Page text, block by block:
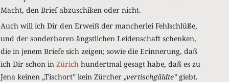
Macht, den Brief abzuschiken oder nicht.
Auch will ich Dir den Erweiß der mancherlei Fehlschlüße,
und der sonderbaren ängstlichen Leidenschaft schenken,
die in jenem Briefe sich zeigen; sowie die Erinnerung, daß
ich Dir schon in Zürichhundertmal gesagt habe, daß es zu
Jena keinen „Tischort” kein Zürcher „vertischgäldte”giebt.